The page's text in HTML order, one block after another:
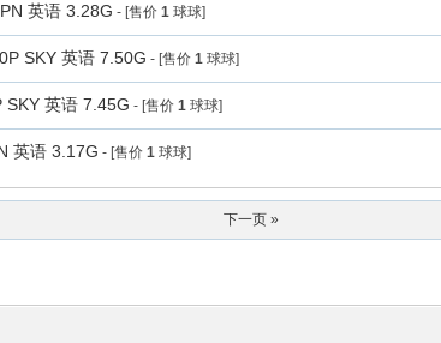
英语 3.28G - [售价 1 球球]
SKY 英语 7.50G - [售价 1 球球]
SKY 英语 7.45G - [售价 1 球球]
英语 3.17G - [售价 1 球球]
下一页 »